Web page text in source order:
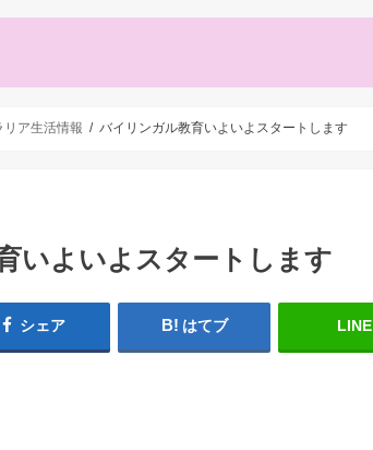
リア生活情報 バイリンガル教育いよいよスタートします
いよいよスタートします
シェア はてブ LINE